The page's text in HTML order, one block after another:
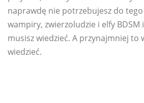
naprawdę nie potrzebujesz do
wampiry, zwierzoludzie i elfy BDSM
musisz wiedzieć. A przynajmniej to
wiedzieć.